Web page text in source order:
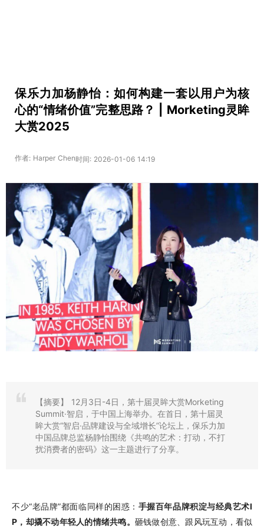
保乐力加杨静怡：如何构建一套以用户为核
心的“情绪价值”完整思路？ | Morketing灵眸
大赏2025
作者: Harper Chen时间: 2026-01-06 14:19
【摘要】
12月3日-4日，第十届灵眸大赏Morketing
Summit·智启，于中国上海举办。在首日，第十届灵
眸大赏“智启·品牌建设与全域增长”论坛上，保乐力加
中国品牌总监杨静怡围绕《共鸣的艺术：打动，不打
扰消费者的密码》这一主题进行了分享。
不少“老品牌”都面临同样的困惑： 手握百年品牌积淀与经典艺术I
P，却撬不动年轻人的情绪共鸣。 砸钱做创意、跟风玩互动，看似